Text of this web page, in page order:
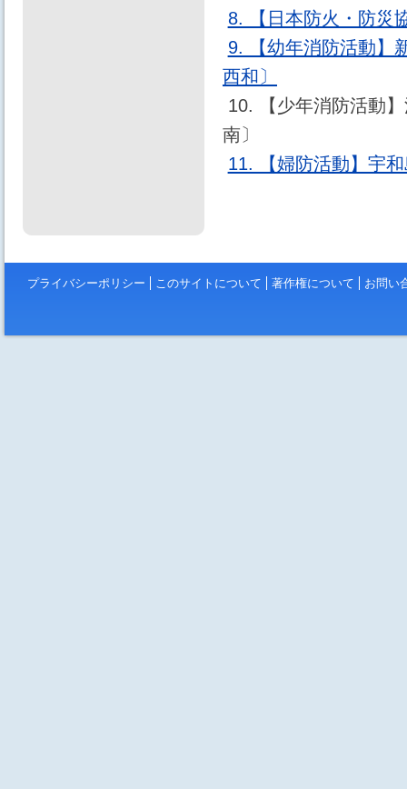
8. 【日本防火・防災
9. 【幼年消防活動】
西和〕
10. 【少年消防活動
南〕
11. 【婦防活動】宇
プライバシーポリシー このサイトについて 著作権について お問い